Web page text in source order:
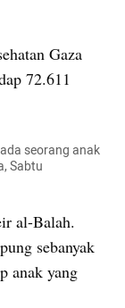
Gaza
72.611
seorang anak
Sabtu
al-Balah.
sebanyak
anak yang